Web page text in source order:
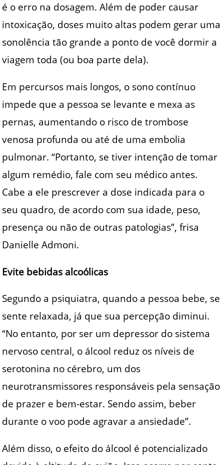
é o erro na dosagem. Além de poder causar
intoxicação, doses muito altas podem gerar uma
sonolência tão grande a ponto de você dormir a
viagem toda (ou boa parte dela).
Em percursos mais longos, o sono contínuo
impede que a pessoa se levante e mexa as
pernas, aumentando o risco de trombose
venosa profunda ou até de uma embolia
pulmonar. “Portanto, se tiver intenção de tomar
algum remédio, fale com seu médico antes.
Cabe a ele prescrever a dose indicada para o
seu quadro, de acordo com sua idade, peso,
presença ou não de outras patologias”, frisa
Danielle Admoni.
Evite bebidas alcoólicas
Segundo a psiquiatra, quando a pessoa bebe, se
sente relaxada, já que sua percepção diminui.
“No entanto, por ser um depressor do sistema
nervoso central, o álcool reduz os níveis de
serotonina no cérebro, um dos
neurotransmissores responsáveis pela sensação
de prazer e bem-estar. Sendo assim, beber
durante o voo pode agravar a ansiedade”.
Além disso, o efeito do álcool é potencializado